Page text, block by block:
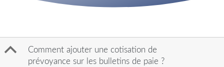
B
Comment ajouter une cotisation de
prévoyance sur les bulletins de paie ?